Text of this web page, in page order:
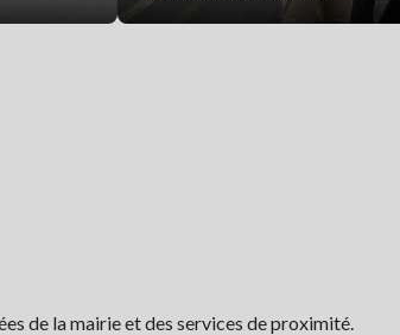
de la mairie et des services de proximité.